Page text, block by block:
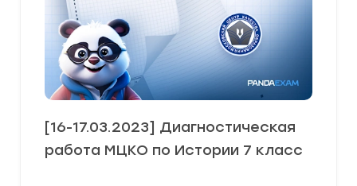
[16-17.03.2023] Диагностическая
работа МЦКО по Истории 7 класс